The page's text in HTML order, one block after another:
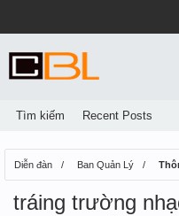
Diễn đàn Ban Quản Lý
tráing trường
Tìm kiếm Recent Posts